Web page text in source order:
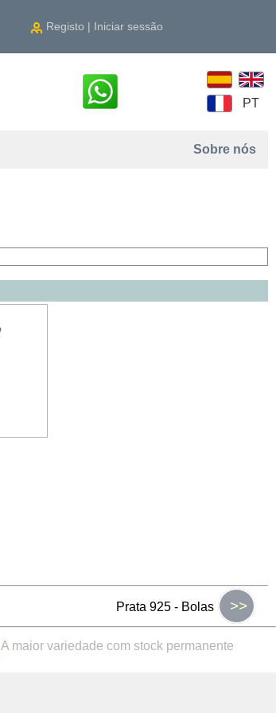
Registo | Iniciar sessão
PT
Sobre nós
Prata 925 - Bolas >>
A maior variedade com stock permanente